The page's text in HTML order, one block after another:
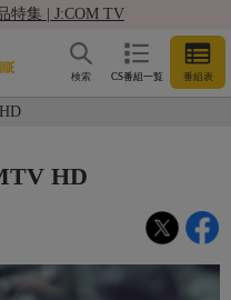
特集 | J:COM TV
CS番組一覧 番組表
検索
HD